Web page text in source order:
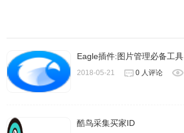
Eagle插件:图片管理必备工具
2018-05-21 0 人评论
酷鸟采集买家ID